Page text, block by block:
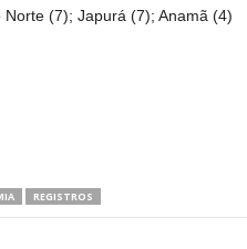
(7); Japurá (7); Anamã (4)
REGISTROS